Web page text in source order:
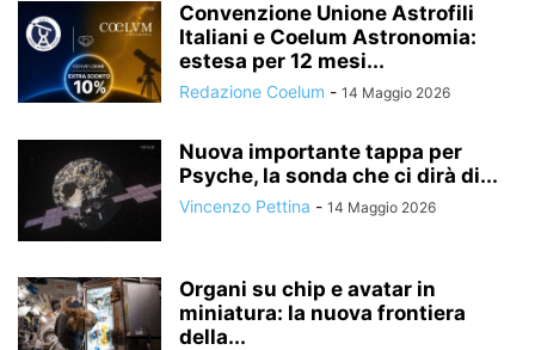
Convenzione Unione Astrofili
Italiani e Coelum Astronomia:
estesa per 12 mesi...
Redazione Coelum - 14 Maggio 2026
Nuova importante tappa per
Psyche, la sonda che ci dirà di...
Vincenzo Pettina - 14 Maggio 2026
Organi su chip e avatar in
miniatura: la nuova frontiera
della...